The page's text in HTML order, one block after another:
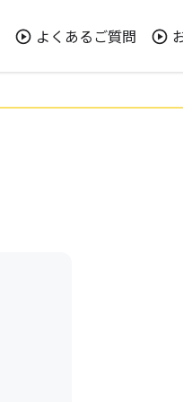
よくあるご質問